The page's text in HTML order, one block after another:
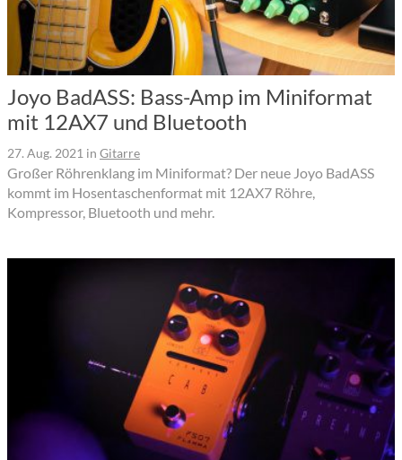
Joyo BadASS: Bass-Amp im Miniformat
mit 12AX7 und Bluetooth
27. Aug. 2021 in Gitarre
Großer Röhrenklang im Miniformat? Der neue Joyo BadASS
kommt im Hosentaschenformat mit 12AX7 Röhre,
Kompressor, Bluetooth und mehr.